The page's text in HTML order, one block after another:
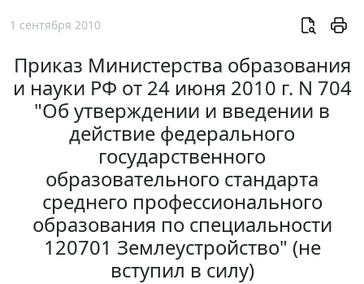
1 сентября 2010
Приказ Министерства образования
и науки РФ от 24 июня 2010 г. N 704
"Об утверждении и введении в
действие федерального
государственного
образовательного стандарта
среднего профессионального
образования по специальности
120701 Землеустройство" (не
вступил в силу)